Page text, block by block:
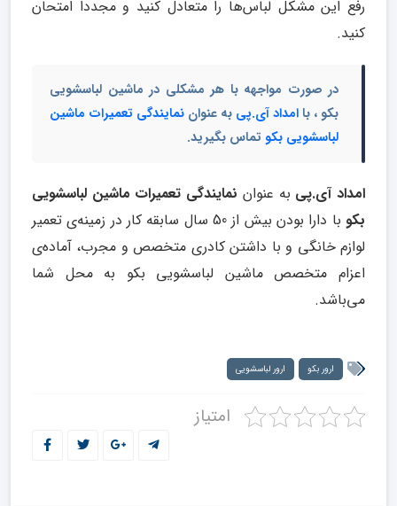
رفع این مشکل لباس‌ها را متعادل کنید و مجددا امتحان
کنید.
در صورت مواجهه با هر مشکلی در ماشین لباسشویی
بکو ، با امداد آی.پی به عنوان نمایندگی تعمیرات ماشین
لباسشویی بکو تماس بگیرید.
امداد آی.پی به عنوان نمایندگی تعمیرات ماشین لباسشویی
بکو
با دارا بودن بیش از 50 سال سابقه کار در زمینه‌ی تعمیر
لوازم خانگی و با داشتن کادری متخصص و مجرب، آماده‌ی
اعزام متخصص ماشین لباسشویی بکو به محل شما
می‌باشد.
ارور بکو ارور لباسشویی
امتیاز